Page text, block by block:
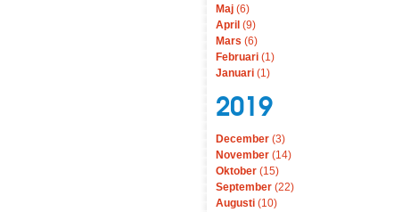
Maj (6)
April (9)
Mars (6)
Februari (1)
Januari (1)
2019
December (3)
November (14)
Oktober (15)
September (22)
Augusti (10)